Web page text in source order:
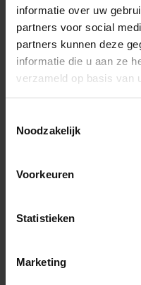
informatie over uw
partners voor social
partners kunnen deze
informatie die u aan ze
verzameld op basis van
Noodzakelijk
Voorkeuren
Statistieken
Marketing
Ordenar por: